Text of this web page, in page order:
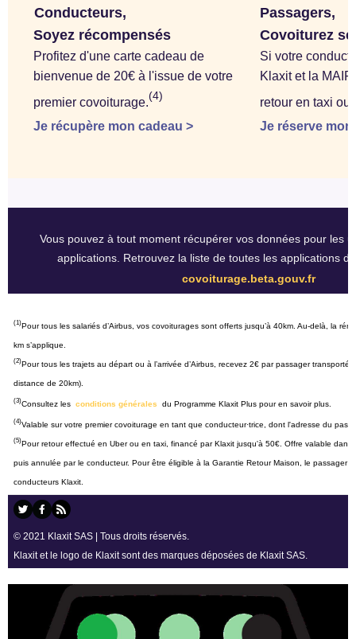
Conducteurs,
Soyez récompensés
Profitez d'une carte cadeau de
bienvenue de 20€ à l'issue de votre
premier covoiturage.(4)
Je récupère mon cadeau >
Passagers,
Covoiturez
Si votre
Klaxit et la
retour en taxi ou
Je réserve
Vous pouvez à tout moment récupérer vos données pour les
applications. Retrouvez la liste de toutes les applications
covoiturage.beta.gouv.fr
(1)Pour tous les salariés d’Airbus, vos covoiturages sont offerts jusqu’à 40km. Au-delà, la
km s’applique.
(2)Pour tous les trajets au départ ou à l’arrivée d’Airbus, recevez 2€ par passager transporté
distance de 20km).
(3)Consultez les conditions générales du Programme Klaxit Plus pour en savoir plus.
(4)Valable sur votre premier covoiturage en tant que conducteur·trice, dont l'adresse du
(5)Pour retour effectué en Uber ou en taxi, financé par Klaxit jusqu'à 50€. Offre valable dans
puis annulée par le conducteur. Pour être éligible à la Garantie Retour Maison, le passager
conducteurs Klaxit.
© 2021 Klaxit SAS | Tous droits réservés.
Klaxit et le logo de Klaxit sont des marques déposées de Klaxit SAS.